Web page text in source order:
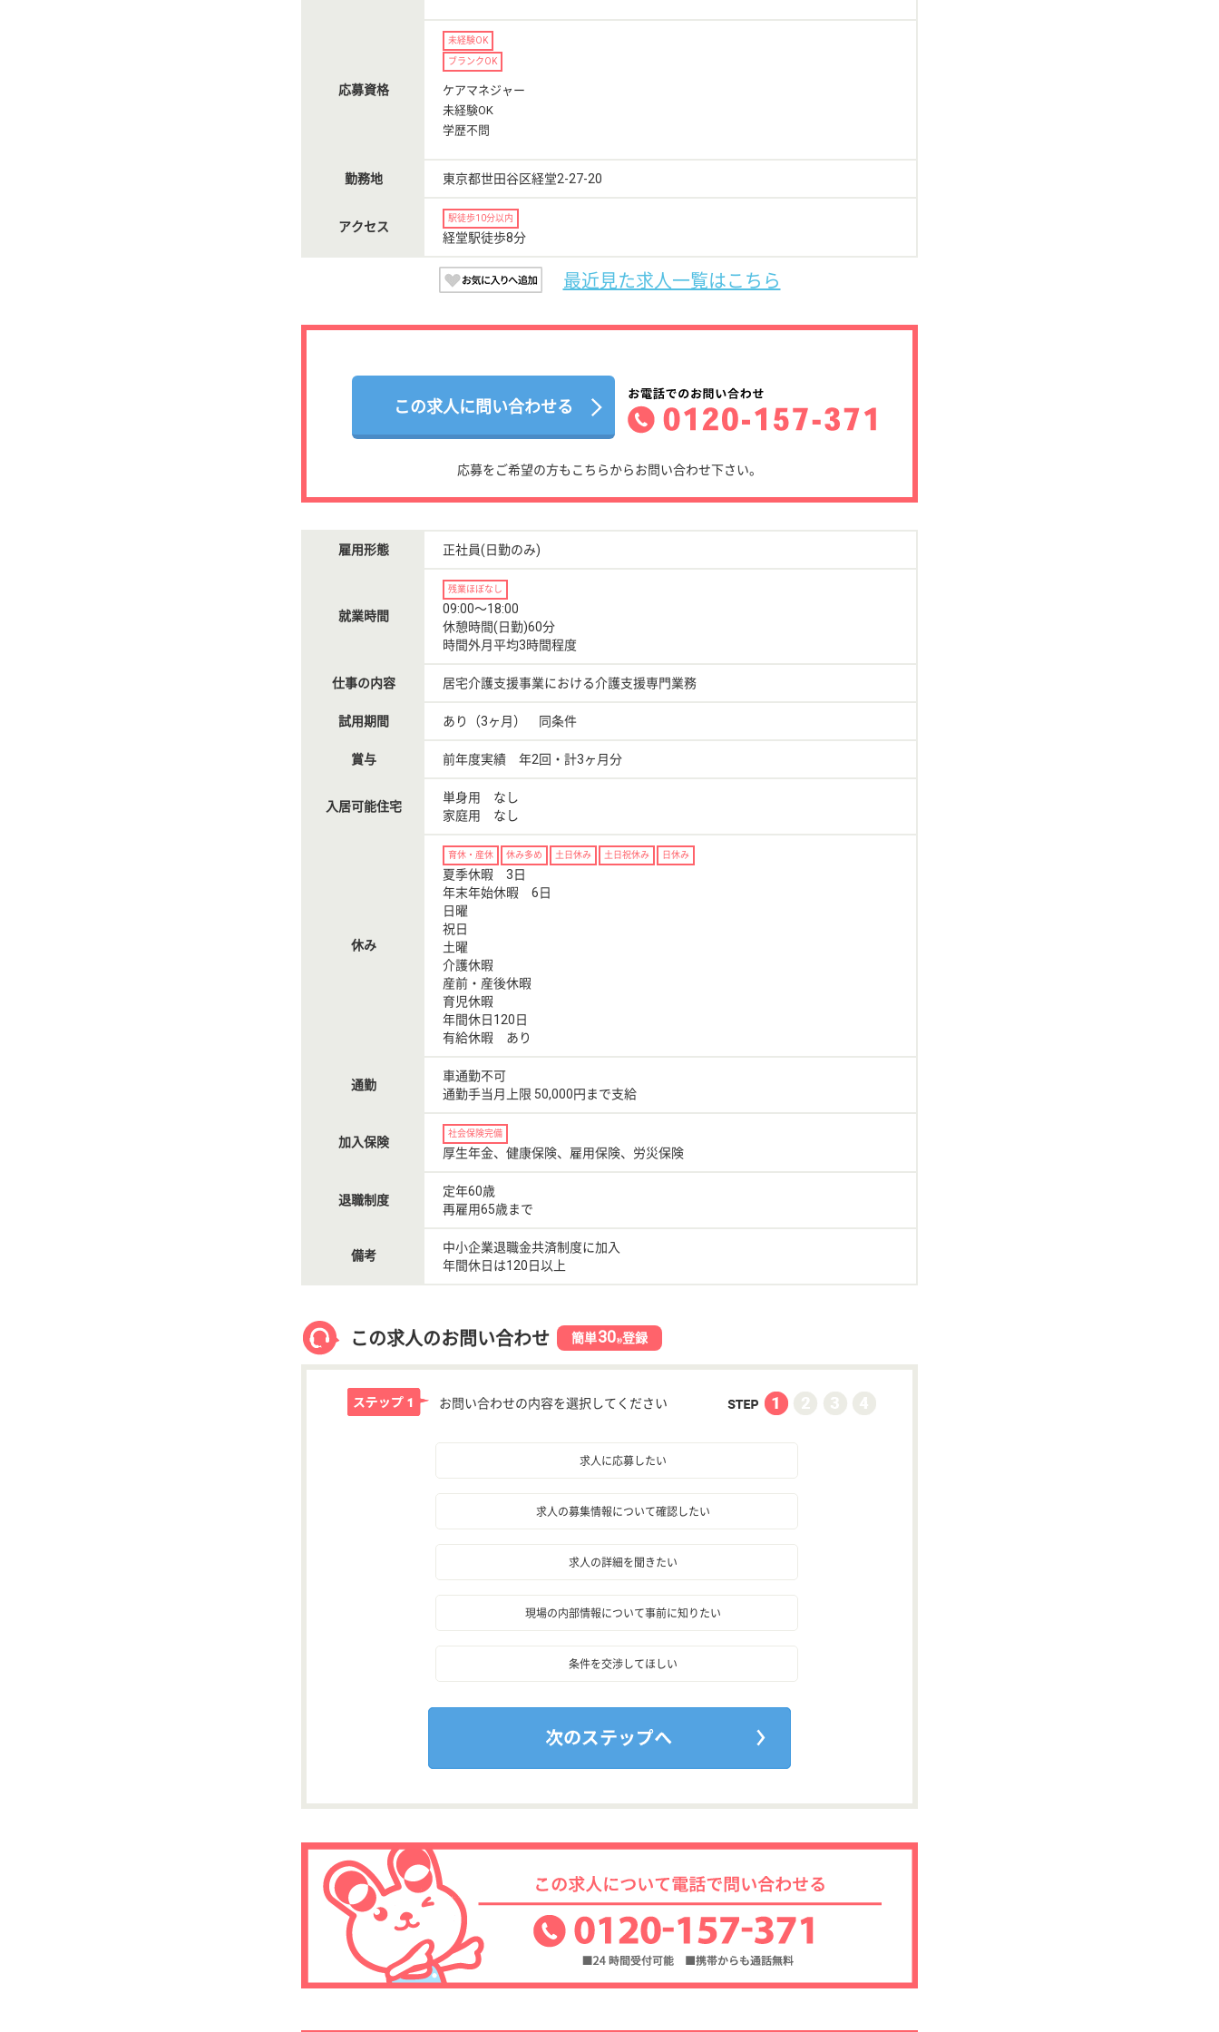
応募資格
未経験OK
ブランクOK
ケアマネジャー
未経験OK
学歴不問
勤務地 東京都世田谷区経堂2-27-20
アクセス
駅徒歩10分以内
経堂駅徒歩8分
最近見た求人一覧はこちら
この求人に問い合わせる
応募をご希望の方もこちらからお問い合わせ下さい。
雇用形態 正社員(日勤のみ)
就業時間
残業ほぼなし
09:00〜18:00
休憩時間(日勤)60分
時間外月平均3時間程度
仕事の内容 居宅介護支援事業における介護支援専門業務
試用期間 あり（3ヶ月） 同条件
賞与 前年度実績 年2回・計3ヶ月分
入居可能住宅
単身用 なし
家庭用 なし
休み
育休・産休 休み多め 土日休み 土日祝休み 日休み
夏季休暇 3日
年末年始休暇 6日
日曜
祝日
土曜
介護休暇
産前・産後休暇
育児休暇
年間休日120日
有給休暇 あり
通勤
車通勤不可
通勤手当月上限 50,000円まで支給
加入保険
社会保険完備
厚生年金、健康保険、雇用保険、労災保険
退職制度
定年60歳
再雇用65歳まで
備考
中小企業退職金共済制度に加入
年間休日は120日以上
この求人のお問い合わせ 簡単30秒登録
お問い合わせの内容を選択してください
求人に応募したい
求人の募集情報について確認したい
求人の詳細を聞きたい
現場の内部情報について事前に知りたい
条件を交渉してほしい